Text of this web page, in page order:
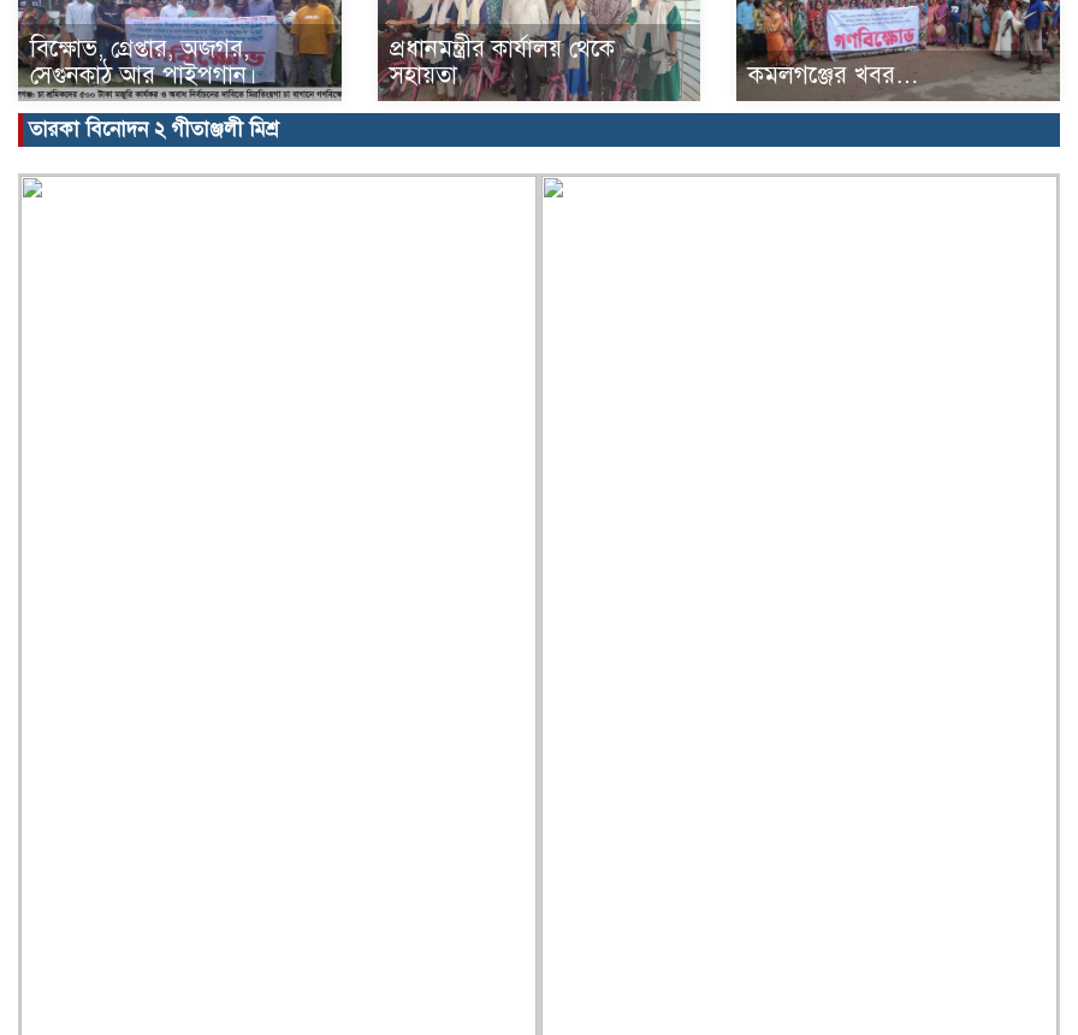
বিক্ষোভ, গ্রেপ্তার, অজগর,
সেগুনকাঠ আর পাইপগান।
প্রধানমন্ত্রীর কার্যালয় থেকে
সহায়তা
কমলগঞ্জের খবর…
তারকা বিনোদন ২ গীতাঞ্জলী মিশ্র